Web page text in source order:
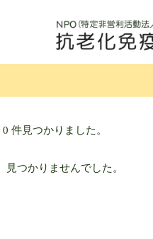
0 件見つかりました。
見つかりませんでした。